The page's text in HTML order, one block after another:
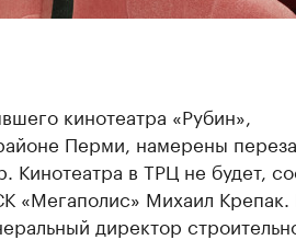
кинотеатра «Рубин»,
Перми, намерены
Кинотеатра в ТРЦ не будет,
«Мегаполис» Михаил
директор